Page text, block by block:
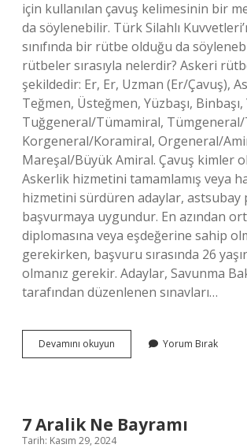
için kullanılan çavuş kelimesinin bir
da söylenebilir. Türk Silahlı
sınıfında bir rütbe olduğu da
rütbeler sırasıyla nelerdir? Askeri
şekildedir: Er, Er, Uzman (Er/Çavuş),
Teğmen, Üsteğmen, Yüzbaşı,
Tuğgeneral/Tümamiral,
Korgeneral/Koramiral, Orgeneral/
Mareşal/Büyük Amiral. Çavuş kimler
Askerlik hizmetini tamamlamış veya
hizmetini sürdüren adaylar, astsubay
başvurmaya uygundur. En azından
diplomasına veya eşdeğerine sahip
gerekirken, başvuru sırasında 26
olmanız gerekir. Adaylar, Savunma
tarafından düzenlenen sınavları…
Devamını okuyun
Hangi
Yorum Bırak
7 Aralik Ne Bayramı
Tarih: Kasım 29, 2024